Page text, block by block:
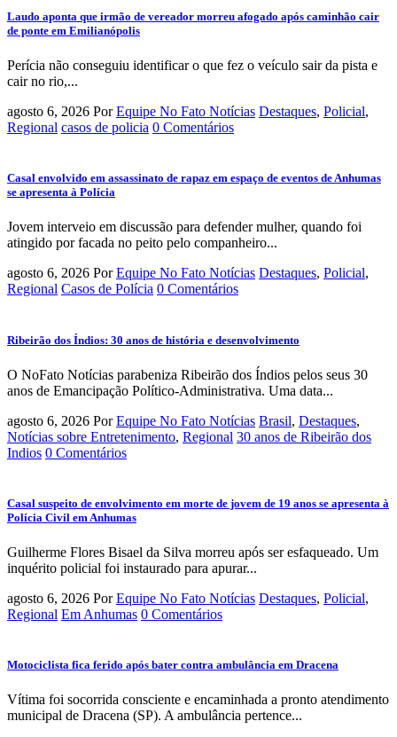
Laudo aponta que irmão de vereador morreu afogado após caminhão cair
de ponte em Emilianópolis
Perícia não conseguiu identificar o que fez o veículo sair da pista e
cair no rio,...
agosto 6, 2026 Por Equipe No Fato Notícias Destaques, Policial,
Regional casos de policia 0 Comentários
Casal envolvido em assassinato de rapaz em espaço de eventos de Anhumas
se apresenta à Polícia
Jovem interveio em discussão para defender mulher, quando foi
atingido por facada no peito pelo companheiro...
agosto 6, 2026 Por Equipe No Fato Notícias Destaques, Policial,
Regional Casos de Polícia 0 Comentários
Ribeirão dos Índios: 30 anos de história e desenvolvimento
O NoFato Notícias parabeniza Ribeirão dos Índios pelos seus 30
anos de Emancipação Político-Administrativa. Uma data...
agosto 6, 2026 Por Equipe No Fato Notícias Brasil, Destaques,
Notícias sobre Entretenimento, Regional 30 anos de Ribeirão dos
Indios 0 Comentários
Casal suspeito de envolvimento em morte de jovem de 19 anos se apresenta à
Polícia Civil em Anhumas
Guilherme Flores Bisael da Silva morreu após ser esfaqueado. Um
inquérito policial foi instaurado para apurar...
agosto 6, 2026 Por Equipe No Fato Notícias Destaques, Policial,
Regional Em Anhumas 0 Comentários
Motociclista fica ferido após bater contra ambulância em Dracena
Vítima foi socorrida consciente e encaminhada a pronto atendimento
municipal de Dracena (SP). A ambulância pertence...